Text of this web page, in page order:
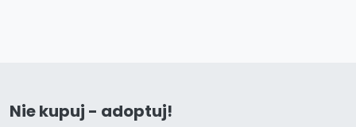
Nie kupuj - adoptuj!